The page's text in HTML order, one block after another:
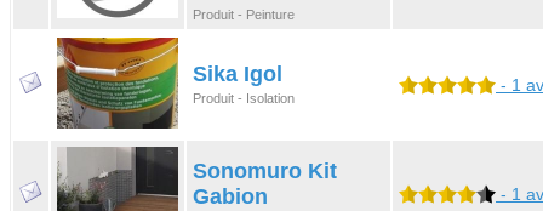
Produit - Peinture
Sika Igol
Produit - Isolation
- 1
Sonomuro Kit
Gabion
- 1